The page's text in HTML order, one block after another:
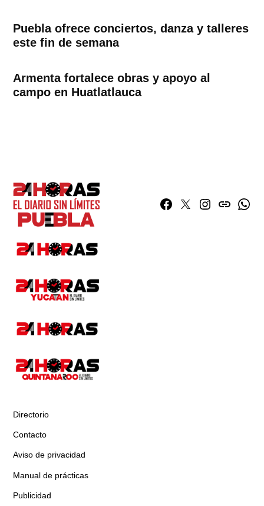
Puebla ofrece conciertos, danza y talleres
este fin de semana
Armenta fortalece obras y apoyo al
campo en Huatlatlauca
Facebook
TwitterInstagram
issuu
Directorio
Contacto
Aviso de privacidad
Manual de prácticas
Publicidad